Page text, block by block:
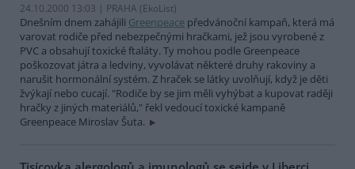
24.10.2000 13:03 | PRAHA (EkoList)
Dnešním dnem zahájili Greenpeace předvánoční kampaň, která má
varovat rodiče před nebezpečnými hračkami, jež jsou vyrobené z
PVC a obsahují toxické ftaláty. Ty mohou podle Greenpeace
poškozovat játra a ledviny, vyvolávat některé druhy rakoviny a
narušit hormonální systém. Z hraček se látky uvolňují, když je děti
žvýkají nebo cucají. "Rodiče by se jim měli vyhýbat a kupovat raději
hračky z jiných materiálů," řekl vedoucí toxické kampaně
Greenpeace Miroslav Šuta.